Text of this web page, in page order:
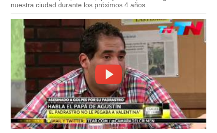
nuestra ciudad durante los próximos 4 años.